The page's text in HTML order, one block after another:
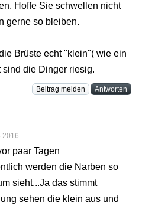
Hoffe Sie schwellen nicht
gerne so bleiben.
Brüste echt "klein"( wie ein
sind die Dinger riesig.
Beitrag melden Antworten
paar Tagen
werden die Narben so
sieht...Ja das stimmt
sehen die klein aus und